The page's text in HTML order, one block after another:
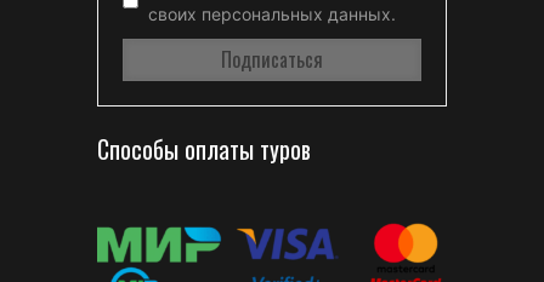
своих персональных данных.
Способы оплаты туров